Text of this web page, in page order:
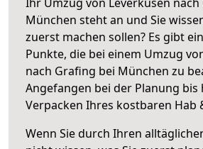
München steht an und Sie
zuerst machen sollen? Es gibt
Punkte, die bei einem Umzug
nach Grafing bei München zu
Angefangen bei der Planung bis
Verpacken Ihres kostbaren Hab
Wenn Sie durch Ihren